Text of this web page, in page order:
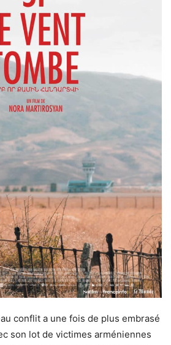
conflit a une fois de plus embrasé
son lot de victimes arméniennes